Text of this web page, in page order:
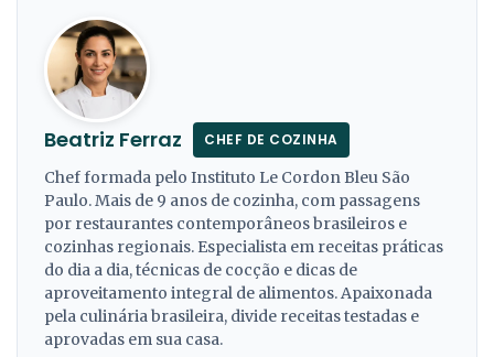
Beatriz Ferraz CHEF DE COZINHA
Chef formada pelo Instituto Le Cordon Bleu São
Paulo. Mais de 9 anos de cozinha, com passagens
por restaurantes contemporâneos brasileiros e
cozinhas regionais. Especialista em receitas práticas
do dia a dia, técnicas de cocção e dicas de
aproveitamento integral de alimentos. Apaixonada
pela culinária brasileira, divide receitas testadas e
aprovadas em sua casa.